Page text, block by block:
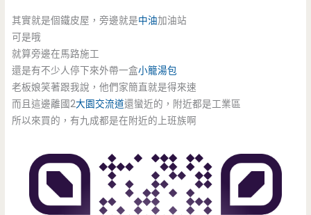
其實就是個鐵皮屋，旁邊就是中油加油站
可是哦
就算旁邊在馬路施工
還是有不少人停下來外帶一盒小籠湯包
老板娘笑著跟我說，他們家簡直就是得來速
而且這邊離國2大園交流道還蠻近的，附近都是工業區
所以來買的，有九成都是在附近的上班族啊